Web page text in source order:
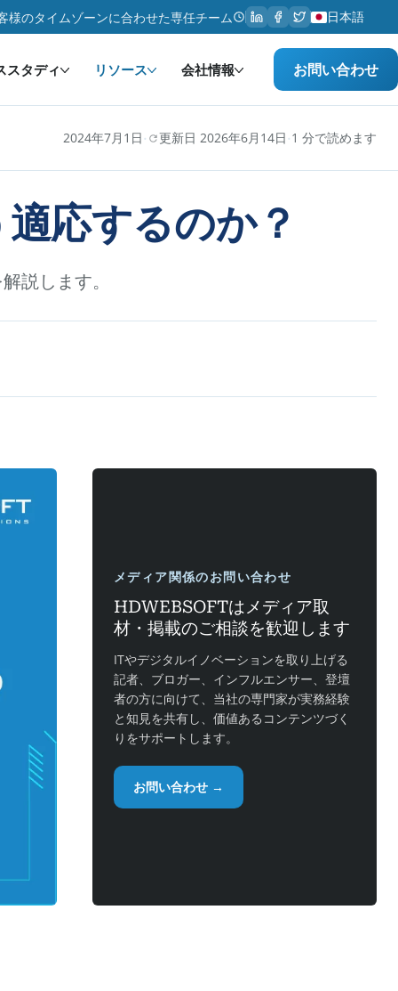
様のタイムゾーンに合わせた専任チーム 日本語
スタディ リソース 会社情報 お問い合わせ
2024年7月1日 · 更新日 2026年6月14日 ·1 分で読めます
応するのか？
説します。
メディア関係のお問い合わせ
HDWEBSOFTはメディア取
材・掲載のご相談を歓迎します
ITやデジタルイノベーションを取り上げる
記者、ブロガー、インフルエンサー、登壇
者の方に向けて、当社の専門家が実務経験
と知見を共有し、価値あるコンテンツづく
りをサポートします。
お問い合わせ →